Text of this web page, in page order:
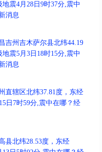
震4月28日9时37分,震中
消息
吉州吉木萨尔县北纬44.19
震5月3日18时15分,震中
消息
直辖区北纬37.81度，东经
日7时59分,震中在哪？经
县北纬28.53度，东经